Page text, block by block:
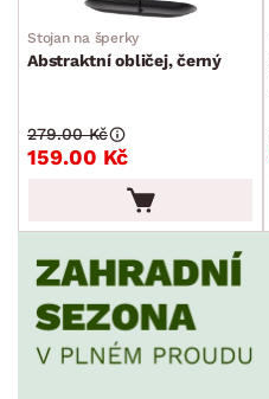
Stojan na šperky
Abstraktní obličej, černý
159.00 Kč
279.00 Kč